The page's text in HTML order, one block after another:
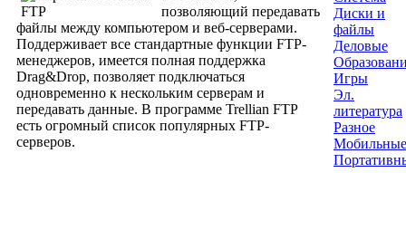
позволяющий передавать
файлы между компьютером и веб-серверами.
Поддерживает все стандартные функции FTP-
менеджеров, имеется полная поддержка
Drag&Drop, позволяет подключаться
одновременно к нескольким серверам и
передавать данные. В программе Trellian FTP
есть огромный список популярных FTP-
серверов.
Диски и
файлы
Деловые
Игры
Эл.
литература
Разное
Мобильные